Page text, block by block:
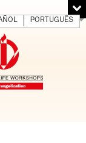
PORTUGUÊS